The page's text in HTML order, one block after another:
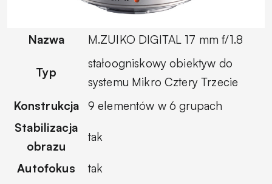
Nazwa M.ZUIKO DIGITAL 17 mm f/1.8
Typ
stałoogniskowy obiektyw do
systemu Mikro Cztery Trzecie
Konstrukcja
9 elementów w 6 grupach
Stabilizacja
obrazu
tak
Autofokus tak